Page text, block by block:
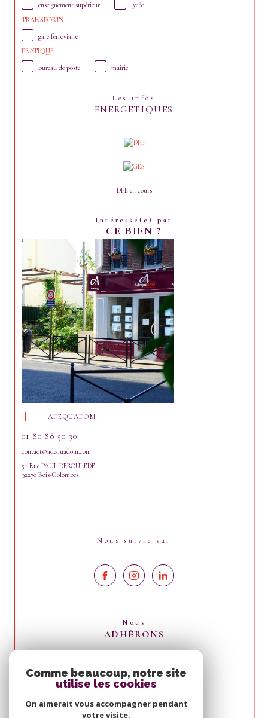
enseignement supérieur
lycée
TRANSPORTS
gare ferroviaire
PRATIQUE
bureau de poste
mairie
Les infos
ENERGETIQUES
DPE en cours
Intéressé(e) par
CE BIEN ?
ADEQUADOM
01 80 88 50 30
contact@adequadom.com
51 Rue PAUL DEROULEDE
92270 Bois-Colombes
Nous suivre sur
Nous
ADHÉRONS
Comme beaucoup, notre site
utilise les cookies
On aimerait vous accompagner pendant
votre visite.